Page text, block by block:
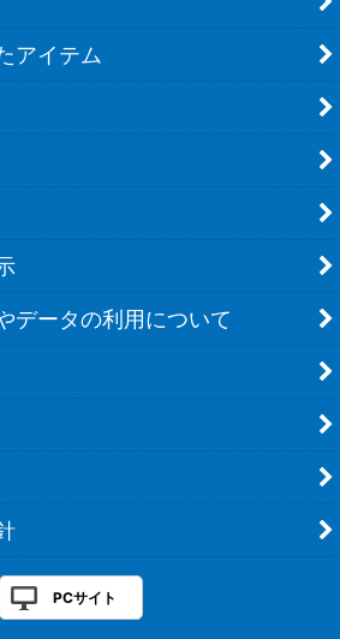
アイテム
データの利用について
PCサイト